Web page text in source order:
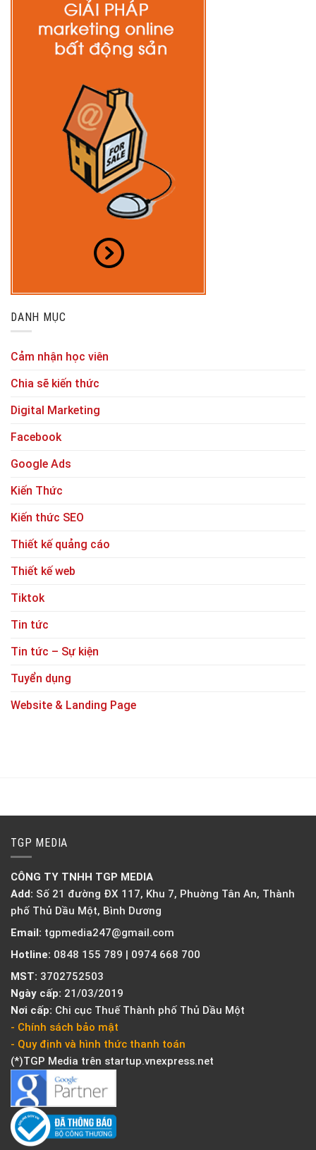
DANH MỤC
Cảm nhận học viên
Chia sẽ kiến thức
Digital Marketing
Facebook
Google Ads
Kiến Thức
Kiến thức SEO
Thiết kế quảng cáo
Thiết kế web
Tiktok
Tin tức
Tin tức – Sự kiện
Tuyển dụng
Website & Landing Page
TGP MEDIA
CÔNG TY TNHH TGP MEDIA
Add: Số 21 đường ĐX 117, Khu 7, Phuờng Tân An, Thành
phố Thủ Dầu Một, Bình Dương
Email: tgpmedia247@gmail.com
Hotline: 0848 155 789 | 0974 668 700
MST: 3702752503
Ngày cấp: 21/03/2019
Nơi cấp: Chi cục Thuế Thành phố Thủ Dầu Một
- Chính sách bảo mật
- Quy định và hình thức thanh toán
(*)TGP Media trên startup.vnexpress.net